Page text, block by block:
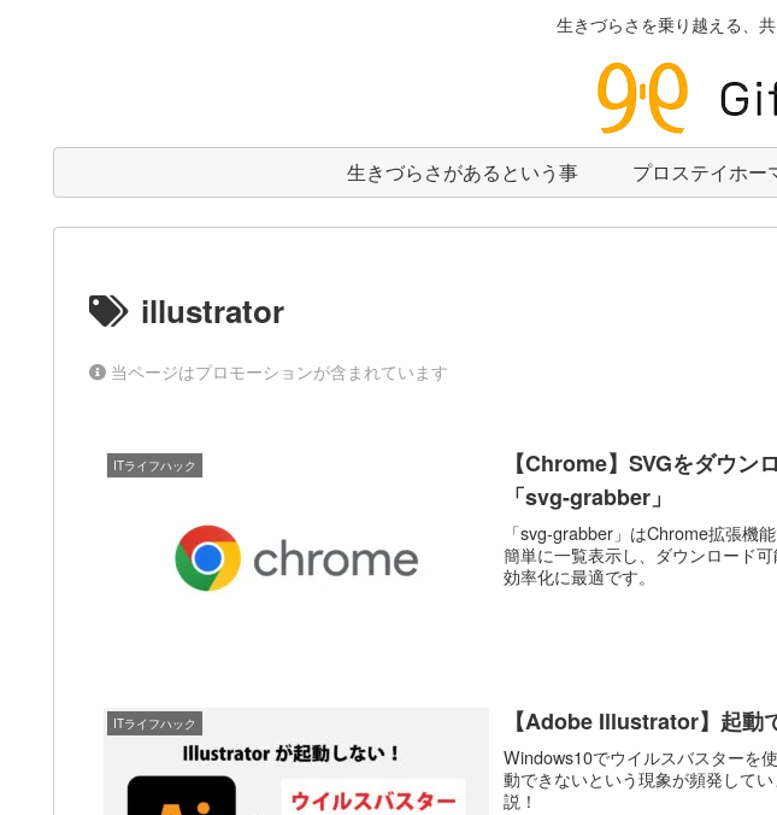
生きづらさを乗り越える、
生きづらさがあるという事 プロステイホー
illustrator
当ページはプロモーションが含まれています
ITライフハック
【Chrome】SVGをダウン
「svg-grabber」
「svg-grabber」はChrome拡張機
簡単に一覧表示し、ダウンロード
効率化に最適です。
ITライフハック 【Adobe Illustrator】起動
Windows10でウイルスバスターを
動できないという現象が頻発して
説！